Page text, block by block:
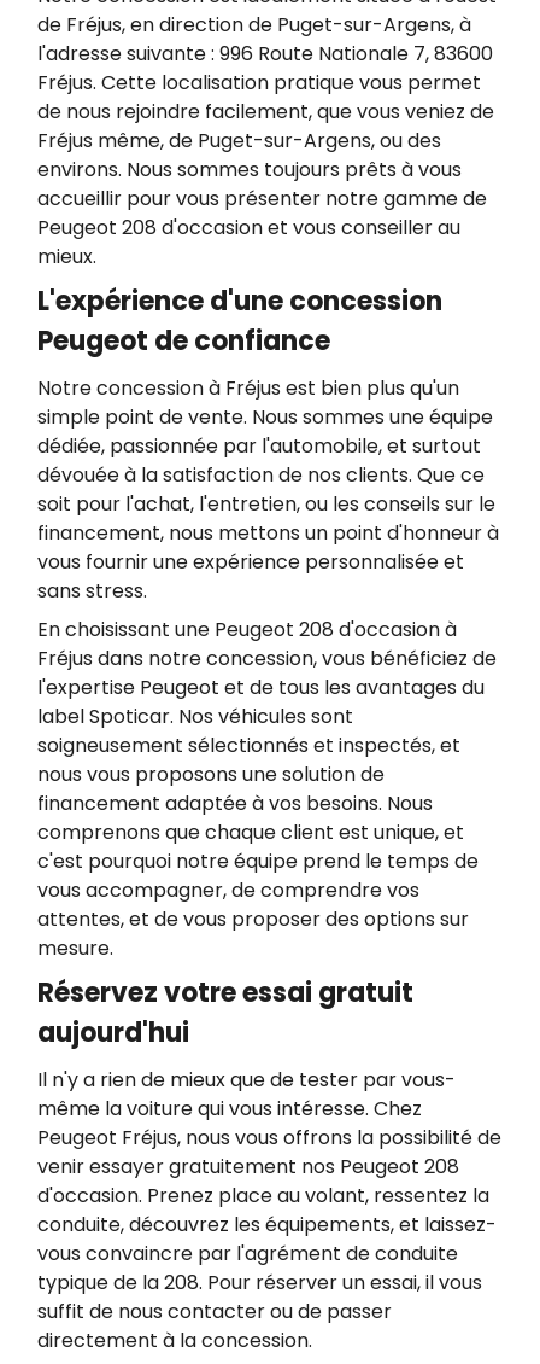
de Fréjus, en direction de Puget-sur-Argens, à
l'adresse suivante : 996 Route Nationale 7, 83600
Fréjus. Cette localisation pratique vous permet
de nous rejoindre facilement, que vous veniez de
Fréjus même, de Puget-sur-Argens, ou des
environs. Nous sommes toujours prêts à vous
accueillir pour vous présenter notre gamme de
Peugeot 208 d'occasion et vous conseiller au
mieux.
L'expérience d'une concession
Peugeot de confiance
Notre concession à Fréjus est bien plus qu'un
simple point de vente. Nous sommes une équipe
dédiée, passionnée par l'automobile, et surtout
dévouée à la satisfaction de nos clients. Que ce
soit pour l'achat, l'entretien, ou les conseils sur le
financement, nous mettons un point d'honneur à
vous fournir une expérience personnalisée et
sans stress.
En choisissant une Peugeot 208 d'occasion à
Fréjus dans notre concession, vous bénéficiez de
l'expertise Peugeot et de tous les avantages du
label Spoticar. Nos véhicules sont
soigneusement sélectionnés et inspectés, et
nous vous proposons une solution de
financement adaptée à vos besoins. Nous
comprenons que chaque client est unique, et
c'est pourquoi notre équipe prend le temps de
vous accompagner, de comprendre vos
attentes, et de vous proposer des options sur
mesure.
Réservez votre essai gratuit
aujourd'hui
Il n'y a rien de mieux que de tester par vous-
même la voiture qui vous intéresse. Chez
Peugeot Fréjus, nous vous offrons la possibilité de
venir essayer gratuitement nos Peugeot 208
d'occasion. Prenez place au volant, ressentez la
conduite, découvrez les équipements, et laissez-
vous convaincre par l'agrément de conduite
typique de la 208. Pour réserver un essai, il vous
suffit de nous contacter ou de passer
directement à la concession.